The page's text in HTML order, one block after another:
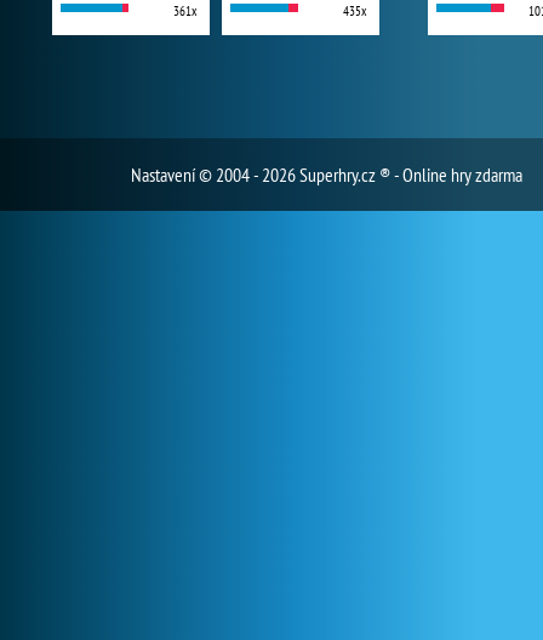
361x 435x
Nastavení© 2004 - 2026 Superhry.cz ® - Online hry zdarma